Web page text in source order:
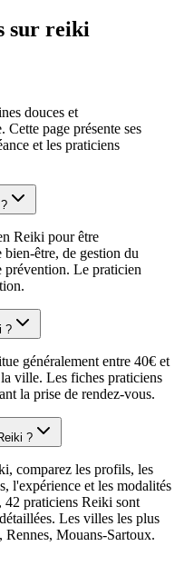
sur reiki
douces et
page présente ses
et les praticiens
Reiki pour être
bien-être, de gestion du
prévention. Le praticien
?
généralement entre 40€ et
ville. Les fiches praticiens
la prise de rendez-vous.
?
comparez les profils, les
l'expérience et les modalités
42 praticiens Reiki sont
Les villes les plus
Rennes, Mouans-Sartoux.